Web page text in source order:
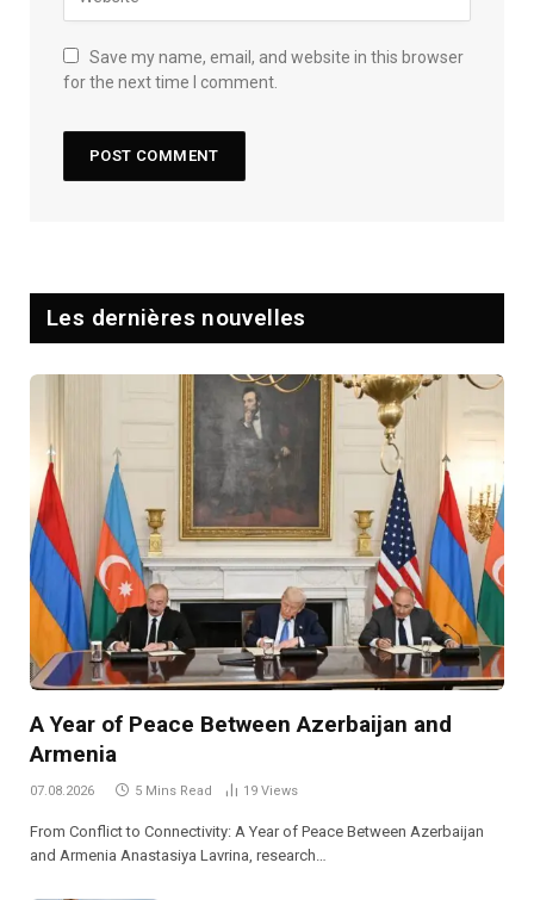
Save my name, email, and website in this browser
for the next time I comment.
Les dernières nouvelles
A Year of Peace Between Azerbaijan and
Armenia
07.08.2026 5 Mins Read 19 Views
From Conflict to Connectivity: A Year of Peace Between Azerbaijan
and Armenia Anastasiya Lavrina, research…